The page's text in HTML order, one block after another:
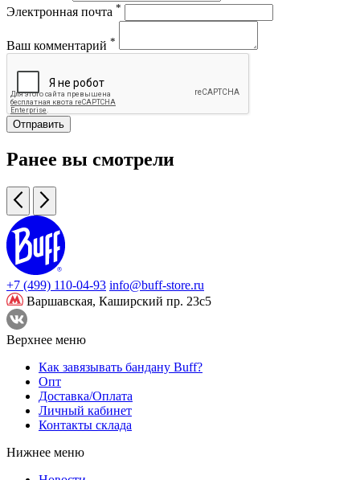
Электронная почта *
Ваш комментарий *
Отправить
Ранее вы смотрели
+7 (499) 110-04-93 info@buff-store.ru
Варшавская, Каширский пр. 23с5
Верхнее меню
Как завязывать бандану Buff?
Опт
Доставка/Оплата
Личный кабинет
Контакты склада
Нижнее меню